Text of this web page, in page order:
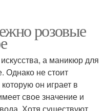
розовые
а маникюр для
Однако не стоит
он играет в
свое значение и
Хотя существуют